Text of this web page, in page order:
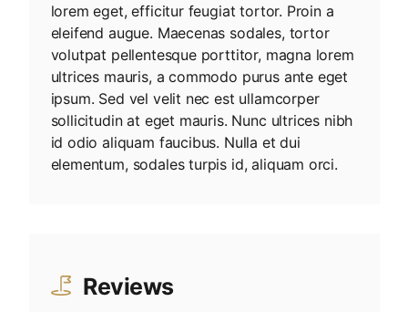
lorem eget, efficitur feugiat tortor. Proin a
eleifend augue. Maecenas sodales, tortor
volutpat pellentesque porttitor, magna lorem
ultrices mauris, a commodo purus ante eget
ipsum. Sed vel velit nec est ullamcorper
sollicitudin at eget mauris. Nunc ultrices nibh
id odio aliquam faucibus. Nulla et dui
elementum, sodales turpis id, aliquam orci.
Reviews